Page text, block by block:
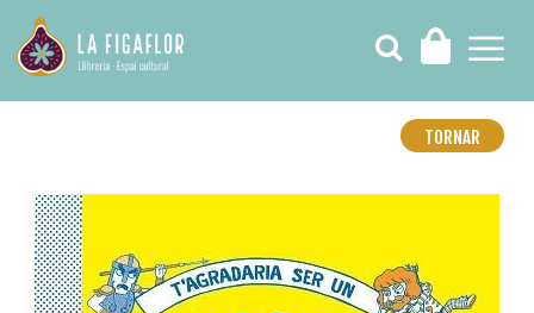
TORNAR